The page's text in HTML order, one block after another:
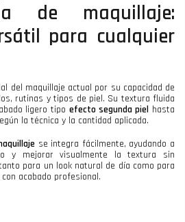
de maquillaje:
para cualquier
del maquillaje actual por su capacidad de
rutinas y tipos de piel. Su textura fluida
ligero tipoefecto segunda piel hasta
la técnica y la cantidad aplicada.
se integra fácilmente, ayudando a
y mejorar visualmente la textura sin
para un look natural de día como para
acabado profesional.